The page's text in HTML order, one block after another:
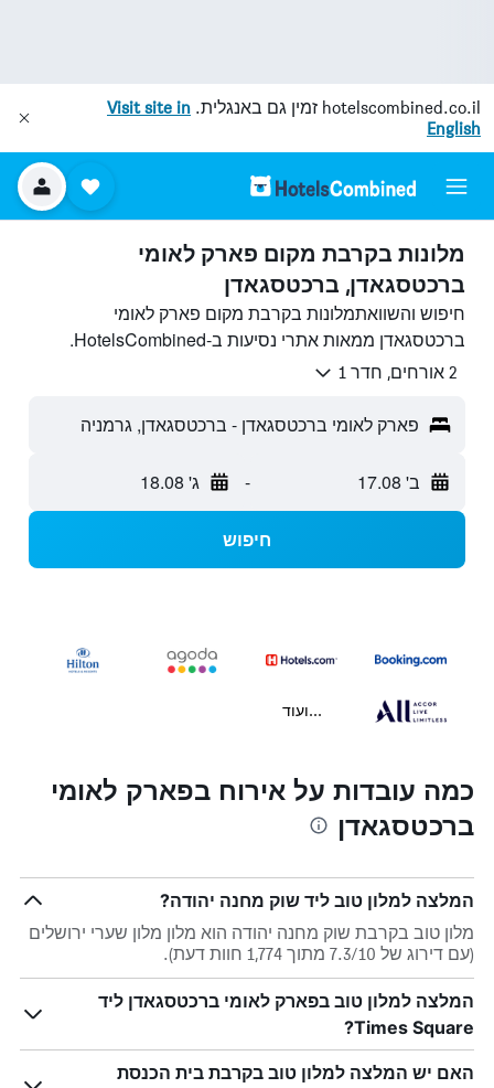
hotelscombined.co.il זמין גם באנגלית. Visit site in
English
מלונות בקרבת מקום פארק לאומי
ברכטסגאדן, ברכטסגאדן
חיפוש והשוואתמלונות בקרבת מקום פארק לאומי
ברכטסגאדן ממאות אתרי נסיעות ב-HotelsCombined.
2 אורחים, חדר 1
פארק לאומי ברכטסגאדן - ברכטסגאדן, גרמניה
ב' 17.08 - ג' 18.08
חיפוש
...ועוד
כמה עובדות על אירוח בפארק לאומי
ברכטסגאדן
המלצה למלון טוב ליד שוק מחנה יהודה?
מלון טוב בקרבת שוק מחנה יהודה הוא מלון מלון שערי ירושלים
(עם דירוג של 7.3/10 מתוך 1,774 חוות דעת).
המלצה למלון טוב בפארק לאומי ברכטסגאדן ליד
Times Square?
האם יש המלצה למלון טוב בקרבת בית הכנסת